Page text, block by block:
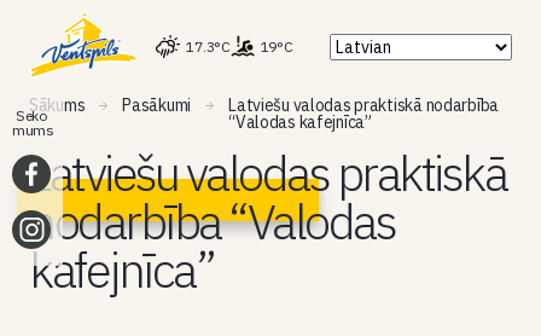
17.3°C 19°C
Sākums Pasākumi Latviešu valodas praktiskā nodarbība
“Valodas kafejnīca”
Latviešu valodas praktiskā
nodarbība “Valodas
kafejnīca”
Seko
mums